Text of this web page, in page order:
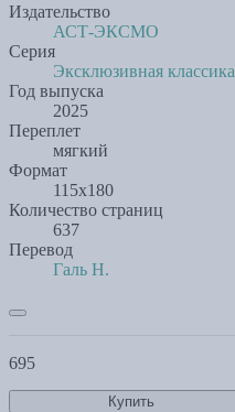
Издательство
АСТ-ЭКСМО
Серия
Эксклюзивная классика
Год выпуска
2025
Переплет
мягкий
Формат
115х180
Количество страниц
637
Перевод
Галь Н.
695
Купить